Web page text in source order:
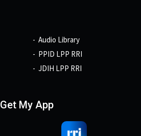
Audio Library
PPID LPP RRI
JDIH LPP RRI
Get My App